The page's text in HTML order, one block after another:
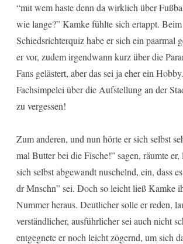
“mit wem haste denn da wirklich über
wie lange?” Kamke fühlte sich ertappt. Beim
Schiedsrichterquiz habe er sich ein paarmal
er vor, zudem irgendwann kurz über die
Fans gelästert, aber das sei ja eher ein
Fachsimpelei über die Aufstellung an der
zu vergessen!
Zum anderen, und nun hörte er sich selbst
mal Butter bei die Fische!” sagen, räumte er,
sich selbst abgewandt nuschelnd, ein, dass
dr Mnschn” sei. Doch so leicht ließ Kamke
Nummer heraus. Deutlicher solle er reden,
verständlicher, ausführlicher sei auch nicht
entgegnete er noch leicht zögernd, um sich